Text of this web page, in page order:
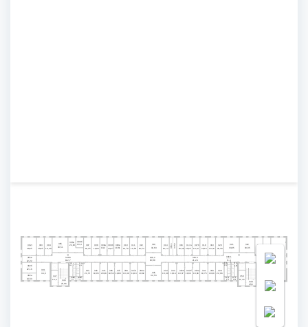
34,0
302б
302а
302г 303 304
305
307 309а 315.1 317а 317б 320 321 322 323
329
330
331
332а
332б
332в
333
334
335
336а
337а
338
337
336
341
342
343
344а
345а
10,31
344б
327а
9,65
2,40
2,71
12,14
327б
345б
328а
328б
346
347
302в
350
349
309в 312
11,42
25,5
22,16
14,63
25,66
10,3
36,65 20,65 19,39
12,22
19,25 19,96 19,79
19,61 19,58 19,54 19,14 19,38 19,14 19,24
20,25 20,16 20,30
32,63 33,05 33,05
22,08
19,39
19,33
19,37
19,14
19,82
19,13
19,48
19,80
19,52
19,95
21,75 20,38 18,49
32,53
19,75
19,08
19,27
33,51
348.2
112,7 46,99 71,4
306а
306б
22,00
10,4 315.2
348.3
21,24